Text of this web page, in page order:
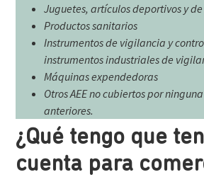
Juguetes, artículos deportivos y
Productos sanitarios
Instrumentos de vigilancia y
instrumentos industrialesde
Máquinas expendedoras
Otros AEE no cubiertos por
anteriores.
¿Qué tengo que
cuenta para